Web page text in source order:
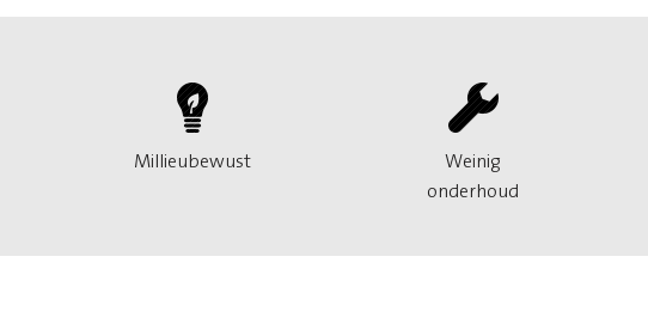
Millieubewust
Weinig
onderhoud